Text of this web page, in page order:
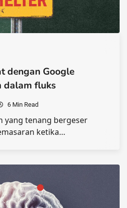
dengan Google
dalam fluks
6 Min Read
yang tenang bergeser
ketika…